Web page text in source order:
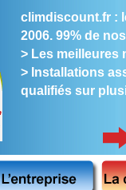
climdiscount.fr :
2006. 99% de
> Les meilleures
> Installations
qualifiés sur